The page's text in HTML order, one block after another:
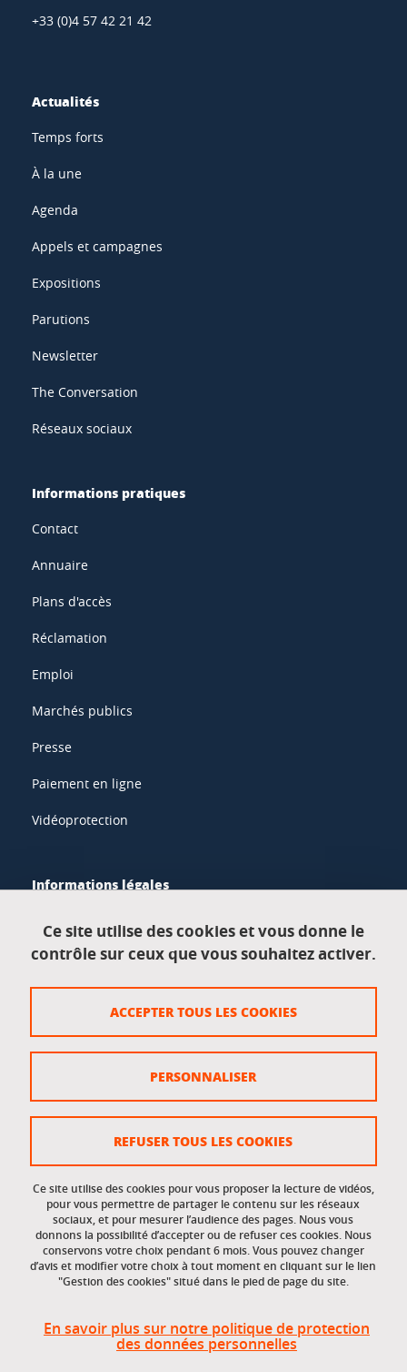
+33 (0)4 57 42 21 42
Actualités
Temps forts
À la une
Agenda
Appels et campagnes
Expositions
Parutions
Newsletter
The Conversation
Réseaux sociaux
Informations pratiques
Contact
Annuaire
Plans d'accès
Réclamation
Emploi
Marchés publics
Presse
Paiement en ligne
Vidéoprotection
Informations légales
Données personnelles
Crédits
Gestion des cookies
Accessibilité : non conforme
Accès réservés
Intranet des étudiants et des personnels
Ce site utilise des cookies et vous donne le
contrôle sur ceux que vous souhaitez activer.
Ce site utilise des cookies pour vous proposer la lecture de vidéos,
pour vous permettre de partager le contenu sur les réseaux
sociaux, et pour mesurer l’audience des pages. Nous vous
donnons la possibilité d’accepter ou de refuser ces cookies. Nous
conservons votre choix pendant 6 mois. Vous pouvez changer
d’avis et modifier votre choix à tout moment en cliquant sur le lien
"Gestion des cookies" situé dans le pied de page du site.
En savoir plus sur notre politique de protection
des données personnelles
ACCEPTER TOUS LES COOKIES
REFUSER TOUS LES COOKIES
PERSONNALISER